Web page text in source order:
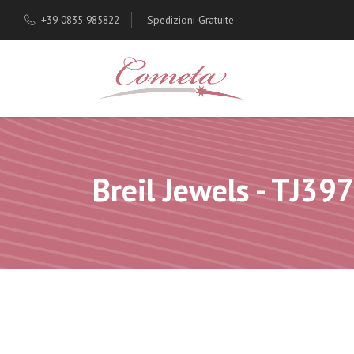
+39 0835 985822 Spedizioni Gratuite
Breil Jewels -